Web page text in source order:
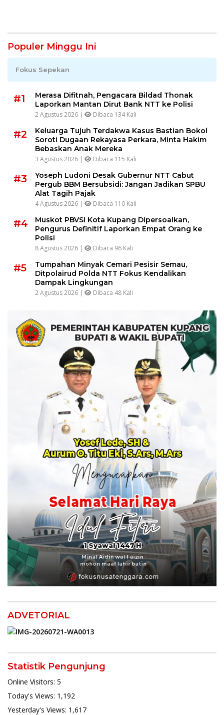
Populer Minggu Ini
Fokus Sepekan
#1
Merasa Difitnah, Pengacara Bildad Thonak
Laporkan Mantan Dirut Bank NTT ke Polisi
2 Agustus 2026 | Dibaca 134 Kali
#2
Keluarga Tujuh Terdakwa Kasus Bastian Bokol
Soroti Dugaan Rekayasa Perkara, Minta Hakim
Bebaskan Anak Mereka
3 Agustus 2026 | Dibaca 115 Kali
#3
Yoseph Ludoni Desak Gubernur NTT Cabut
Pergub BBM Bersubsidi: Jangan Jadikan SPBU
Alat Tagih Pajak
4 Agustus 2026 | Dibaca 110 Kali
#4
Muskot PBVSI Kota Kupang Dipersoalkan,
Pengurus Definitif Laporkan Empat Orang ke
Polisi
8 Agustus 2026 | Dibaca 96 Kali
#5
Tumpahan Minyak Cemari Pesisir Semau,
Ditpolairud Polda NTT Fokus Kendalikan
Dampak Lingkungan
2 Agustus 2026 | Dibaca 48 Kali
ADVETORIAL
Statistik Pengunjung
Online Visitors: 5
Today's Views: 1,192
Yesterday's Views: 1,617